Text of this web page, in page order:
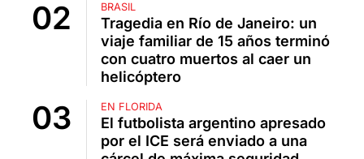
BRASIL
Tragedia en Río de Janeiro: un
viaje familiar de 15 años terminó
con cuatro muertos al caer un
helicóptero
EN FLORIDA
El futbolista argentino apresado
por el ICE será enviado a una